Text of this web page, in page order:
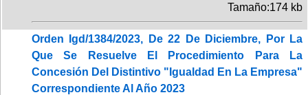
Tamaño:174 kb
Orden Igd/1384/2023, De 22 De Diciembre, Por La
Que Se Resuelve El Procedimiento Para La
Concesión Del Distintivo "Igualdad En La Empresa"
Correspondiente Al Año 2023